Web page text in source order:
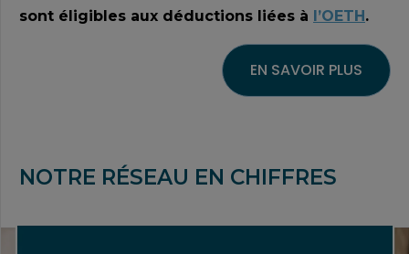
sont éligibles aux déductions liées à l’OETH.
EN SAVOIR PLUS
NOTRE RÉSEAU EN CHIFFRES